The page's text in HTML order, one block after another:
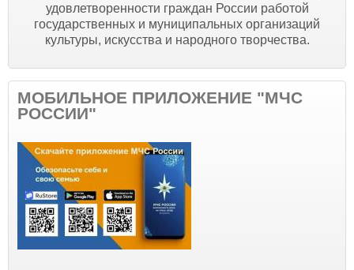
удовлетворенности граждан России работой
государственных и муниципальных организаций
культуры, искусства и народного творчества.
МОБИЛЬНОЕ ПРИЛОЖЕНИЕ "МЧС
РОССИИ"